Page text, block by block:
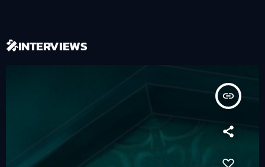
🎤INTERVIEWS
insert_link